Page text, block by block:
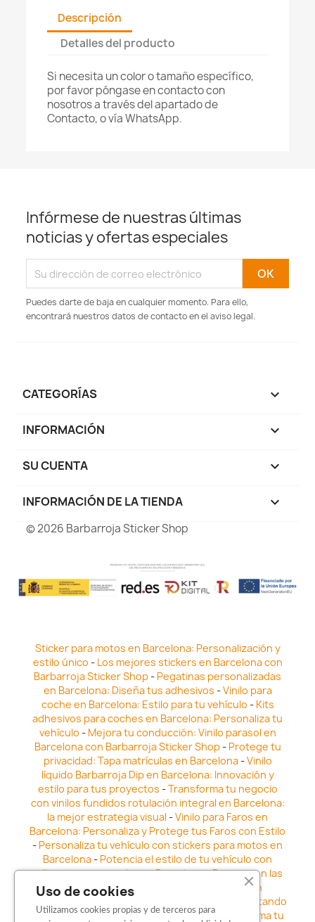
Descripción
Detalles del producto
Si necesita un color o tamaño específico,
por favor póngase en contacto con
nosotros a través del apartado de
Contacto, o vía WhatsApp.
Infórmese de nuestras últimas
noticias y ofertas especiales
Puedes darte de baja en cualquier momento. Para ello,
encontrará nuestros datos de contacto en el aviso legal.
CATEGORÍAS 
INFORMACIÓN 
SU CUENTA 
INFORMACIÓN DE LA TIENDA keyboard_arrow_down
© 2026 Barbarroja Sticker Shop
Sticker para motos en Barcelona: Personalización y
estilo único - Los mejores stickers en Barcelona con
Barbarroja Sticker Shop- Pegatinas personalizadas
en Barcelona: Diseña tus adhesivos -Vinilo para
coche en Barcelona: Estilo para tu vehículo - Kits
adhesivos para coches en Barcelona: Personaliza tu
vehículo - Mejora tu conducción: Vinilo parasol en
Barcelona con Barbarroja Sticker Shop- Protege tu
privacidad: Tapa matrículas en Barcelona-Vinilo
líquido Barbarroja Dip en Barcelona: Innovación y
estilo para tus proyectos -Transforma tu negocio
con vinilos fundidos rotulación integral en Barcelona:
la mejor estrategia visual -Vinilo para Faros en
Barcelona: Personaliza y Protege tus Faros con Estilo
- Personaliza tu vehículo con stickers para motos en
Barcelona- Potencia el estilo de tu vehículo con
adhesivos para coche en Barcelona-Destaca en las
calles: Los Mejores stickers para coches en
Vinilo para faros en Barcelona: Resaltando
la Estética y Seguridad del Automóvil- Transforma tu
Uso de cookies
Utilizamos cookies propias y de terceros para